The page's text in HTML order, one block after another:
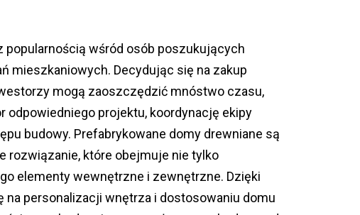
popularnością wśród osób poszukujących
mieszkaniowych. Decydując się na zakup
mogą zaoszczędzić mnóstwo czasu,
odpowiedniego projektu, koordynację ekipy
budowy. Prefabrykowane domy drewniane są
rozwiązanie, które obejmuje nie tylko
elementy wewnętrzne i zewnętrzne. Dzięki
personalizacji wnętrza i dostosowaniu domu